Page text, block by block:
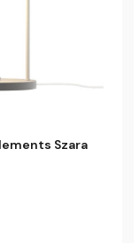
Szara